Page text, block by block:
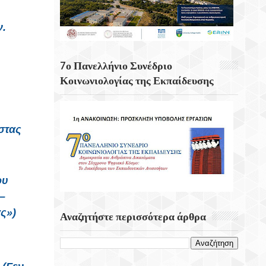
Κουνάβοι Του Δήμου Αρχανών
Αστερουσίων
Προϊόντων, Οικοτεχνίας & Χειροτεχνίας
7ο Πανελλήνιο Συνέδριο
Κοινωνιολογίας της Εκπαίδευσης
Αναζητήστε περισσότερα άρθρα